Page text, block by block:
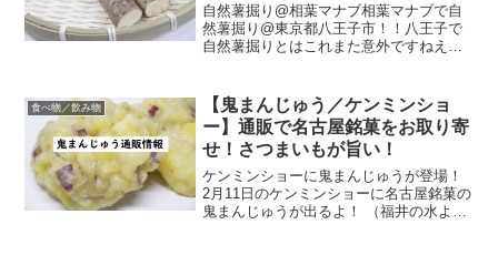
自然薯掘り@相葉マナブ相葉マナブで自
然薯掘り@東京都八王子市！！八王子で
自然薯掘りとはこれまた意外ですねえ。
グでお取り寄せできる自然薯情報ご紹介
しまーす。自然薯通...
食べ物／飲み物
【鬼まんじゅう／ケンミンショ
ー】通販で名古屋銘菓をお取り寄
せ！さつまいもが旨い！
ケンミンショーに鬼まんじゅうが登場！
2月11日のケンミンショーに名古屋銘菓の
鬼まんじゅうが出るよ！ （福井の水よう